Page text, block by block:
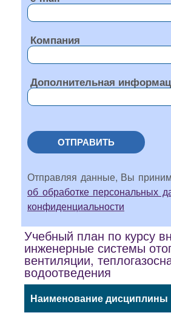
Компания
Дополнительная
ОТПРАВИТЬ
Отправляя данные, Вы
об обработке персональных
конфиденциальности
Учебный план по курсу
инженерные системы
вентиляции,
водоотведения
Наименование дисциплины